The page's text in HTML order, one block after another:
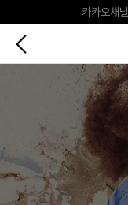
카카오채
포레포